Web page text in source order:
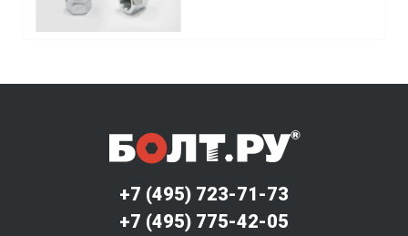
+7 (495) 723-71-73
+7 (495) 775-42-05